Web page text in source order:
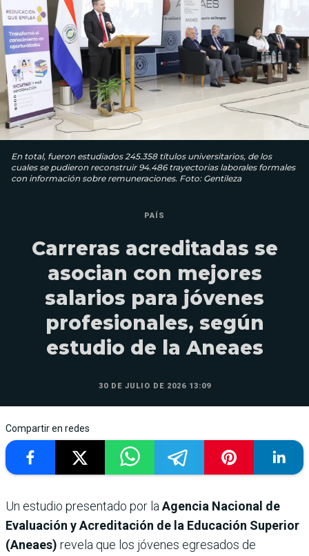
En total, fueron estudiados 245.358 títulos universitarios, de los
cuales se pudieron reconstruir 94.486 trayectorias laborales formales
con información sobre remuneraciones. Foto: Gentileza
PAÍS
Carreras acreditadas se
asocian con mejores
salarios para jóvenes
profesionales, según
estudio de la Aneaes
30 DE JULIO DE 2026 13:09
Compartir en redes
Un estudio presentado por laAgencia Nacional de
Evaluación y Acreditación de la Educación Superior
(Aneaes) revela que los jóvenes egresados de